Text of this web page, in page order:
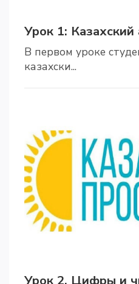
Урок 1:
В первом уроке
казахски...
Урок 2. Цифры и